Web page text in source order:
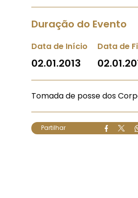
Duração do Evento
Data de Início
02.01.2013
Data de
Tomada de posse dos
Partilhar